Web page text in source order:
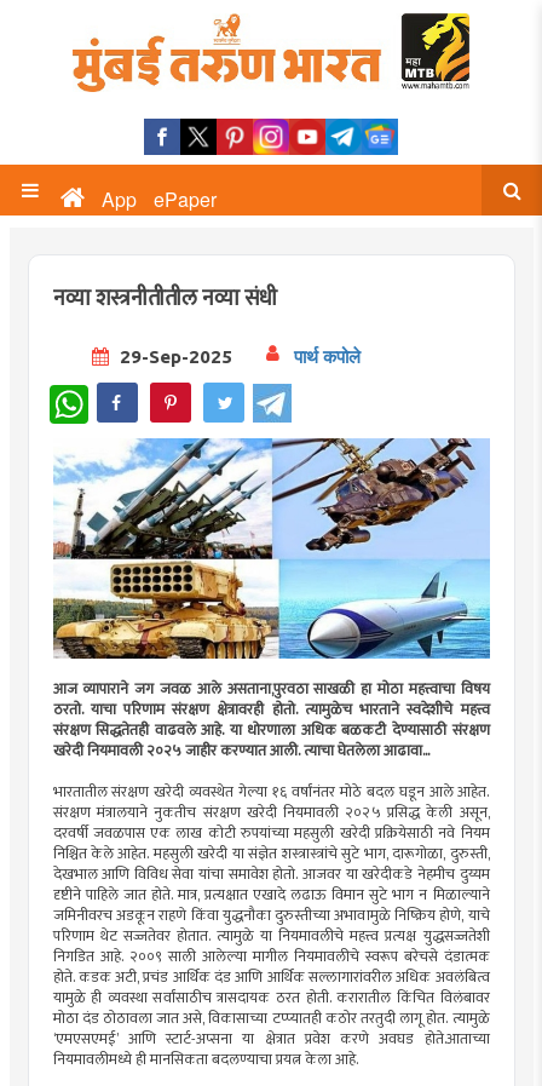
App ePaper
नव्या शस्त्रनीतीतील नव्या संधी
29-Sep-2025 पार्थ कपोले
WhatsApp
आज व्यापाराने जग जवळ आले असताना,पुरवठा साखळी हा मोठा महत्त्वाचा विषय
ठरतो. याचा परिणाम संरक्षण क्षेत्रावरही होतो. त्यामुळेच भारताने स्वदेशीचे महत्त्व
संरक्षण सिद्धतेतही वाढवले आहे. या धोरणाला अधिक बळकटी देण्यासाठी संरक्षण
खरेदी नियमावली २०२५ जाहीर करण्यात आली. त्याचा घेतलेला आढावा...
भारतातील संरक्षण खरेदी व्यवस्थेत गेल्या १६ वर्षांनंतर मोठे बदल घडून आले आहेत.
संरक्षण मंत्रालयाने नुकतीच संरक्षण खरेदी नियमावली २०२५ प्रसिद्ध केली असून,
दरवर्षी जवळपास एक लाख कोटी रुपयांच्या महसुली खरेदी प्रक्रियेसाठी नवे नियम
निश्चित केले आहेत. महसुली खरेदी या संज्ञेत शस्त्रास्त्रांचे सुटे भाग, दारूगोळा, दुरुस्ती,
देखभाल आणि विविध सेवा यांचा समावेश होतो. आजवर या खरेदीकडे नेहमीच दुय्यम
दृष्टीने पाहिले जात होते. मात्र, प्रत्यक्षात एखादे लढाऊ विमान सुटे भाग न मिळाल्याने
जमिनीवरच अडकून राहणे किंवा युद्धनौका दुरुस्तीच्या अभावामुळे निष्क्रिय होणे, याचे
परिणाम थेट सज्जतेवर होतात. त्यामुळे या नियमावलीचे महत्त्व प्रत्यक्ष युद्धसज्जतेशी
निगडित आहे. २००९ साली आलेल्या मागील नियमावलीचे स्वरूप बरेचसे दंडात्मक
होते. कडक अटी, प्रचंड आर्थिक दंड आणि आर्थिक सल्लागारांवरील अधिक अवलंबित्व
यामुळे ही व्यवस्था सर्वांसाठीच त्रासदायक ठरत होती. करारातील किंचित विलंबावर
मोठा दंड ठोठावला जात असे, विकासाच्या टप्प्यातही कठोर तरतुदी लागू होत. त्यामुळे
‘एमएसएमई’ आणि स्टार्ट-अप्सना या क्षेत्रात प्रवेश करणे अवघड होते.आताच्या
नियमावलीमध्ये ही मानसिकता बदलण्याचा प्रयत्न केला आहे.